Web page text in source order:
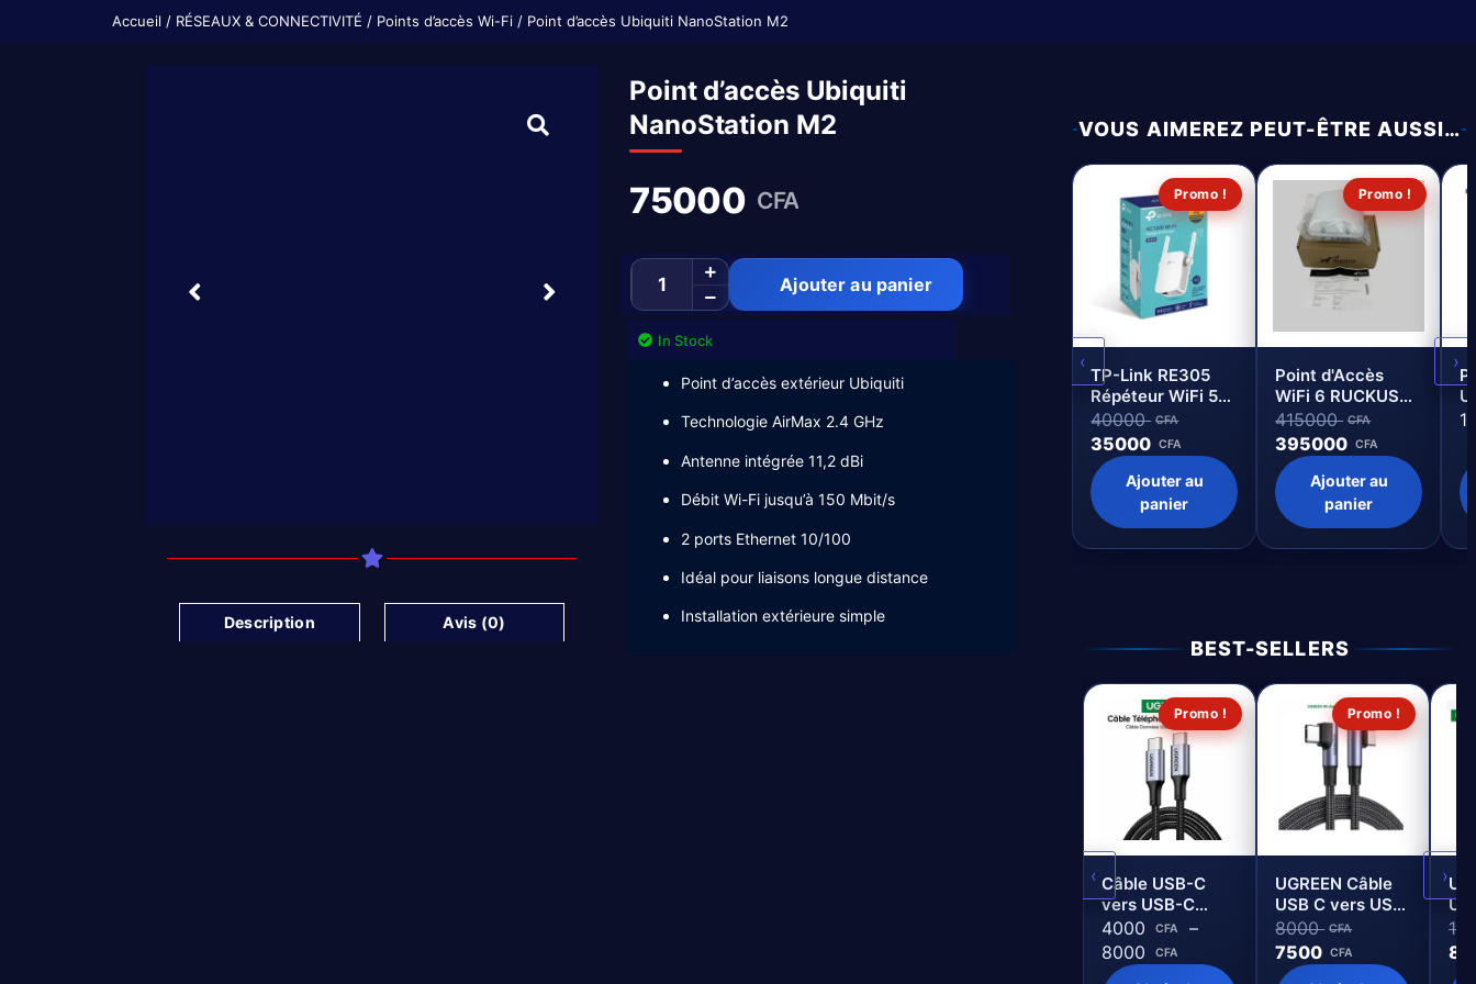
Accueil / RÉSEAUX & CONNECTIVITÉ / Points d’accès Wi-Fi / Point d’accès Ubiquiti NanoStation M2
Description Avis (0)
Point d’accès Ubiquiti
NanoStation M2
75000 CFA
Ajouter au panier
In Stock
Point d’accès extérieur Ubiquiti
Technologie AirMax 2.4 GHz
Antenne intégrée 11,2 dBi
Débit Wi-Fi jusqu’à 150 Mbit/s
2 ports Ethernet 10/100
Idéal pour liaisons longue distance
Installation extérieure simple
VOUS AIMEREZ PEUT-ÊTRE AUSSI…
‹
Promo !
TP-Link RE305
Répéteur WiFi 5
Bi-Bande AC1200
Point d’Accès
1200 Mbps
40000 CFA
35000 CFA
Ajouter au
panier
Promo !
Point d'Accès
WiFi 6 RUCKUS
T350 Extérieur
2x2:2 BeamFlex+
415000 CFA
395000 CFA
Ajouter au
panier
›
BEST-SELLERS
‹
Promo !
Câble USB-C
vers USB-C
UGREEN 100W –
Charge rapide
PD 5A &
4000 CFA
–
8000
CFA
Promo !
UGREEN Câble
USB C vers USB
C Angle Droit
100W PD
Charge Rapide
8000 CFA
7500 CFA
C
›